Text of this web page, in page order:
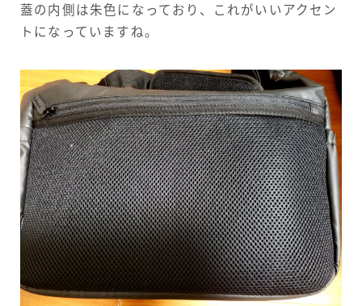
蓋の内側は朱色になっており、これがいいアクセン
トになっていますね。